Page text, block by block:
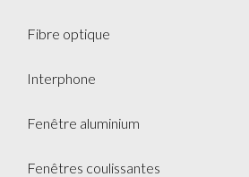
Fibre optique
Interphone
Fenêtre aluminium
Fenêtres coulissantes